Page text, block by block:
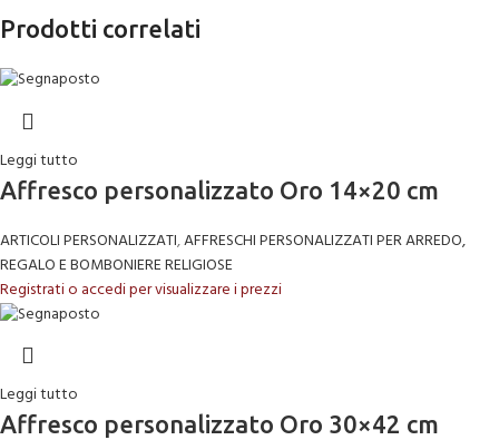
Prodotti correlati
Leggi tutto
Affresco personalizzato Oro 14×20 cm
ARTICOLI PERSONALIZZATI,AFFRESCHI PERSONALIZZATI PER ARREDO,
REGALO E BOMBONIERE RELIGIOSE
Registrati o accedi per visualizzare i prezzi
Leggi tutto
Affresco personalizzato Oro 30×42 cm